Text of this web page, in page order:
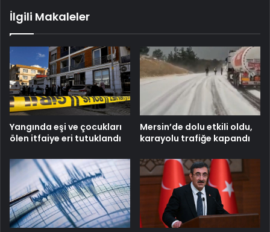
incir?
İlgili Makaleler
Yangında eşi ve çocukları
ölen itfaiye eri tutuklandı
Mersin’de dolu etkili oldu,
karayolu trafiğe kapandı